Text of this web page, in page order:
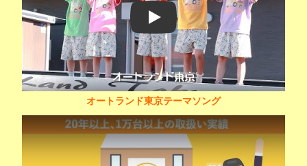
Play
オートランド東京テーマソング